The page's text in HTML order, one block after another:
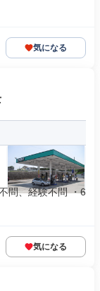
気になる
問、経験不問 ・6
気になる